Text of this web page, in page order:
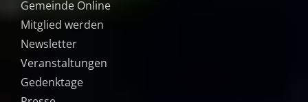
Gemeinde Online
Mitglied werden
Newsletter
Veranstaltungen
Gedenktage